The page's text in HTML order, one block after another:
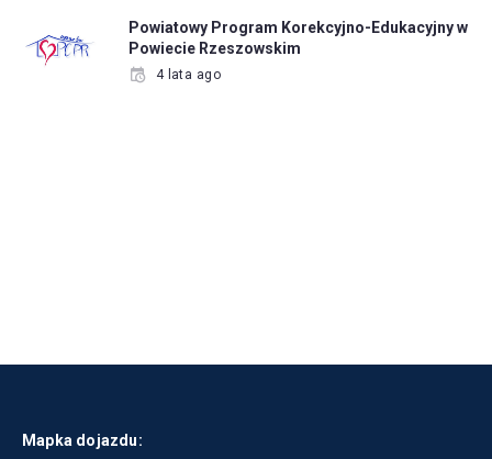
Powiatowy Program Korekcyjno-Edukacyjny w
Powiecie Rzeszowskim
4 lata ago
Mapka dojazdu: